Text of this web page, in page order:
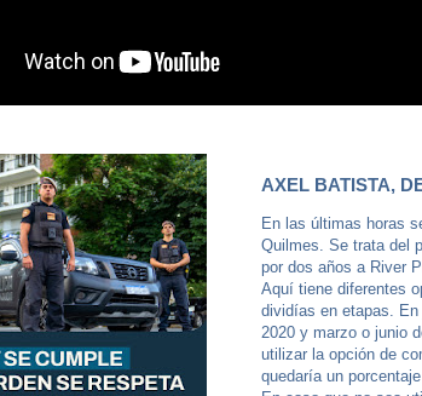
AXEL BATISTA,
En las últimas horas
Quilmes. Se trata del
por dos años a River
Aquí tiene diferentes
dividías en etapas.
2020 y marzo o junio
utilizar la opción de
quedaría un